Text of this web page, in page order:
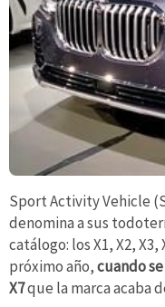
Sport Activity Vehicle
denomina a sus
catálogo: los X1, X2, X3,
próximo año,cuando
X7que la marca acaba